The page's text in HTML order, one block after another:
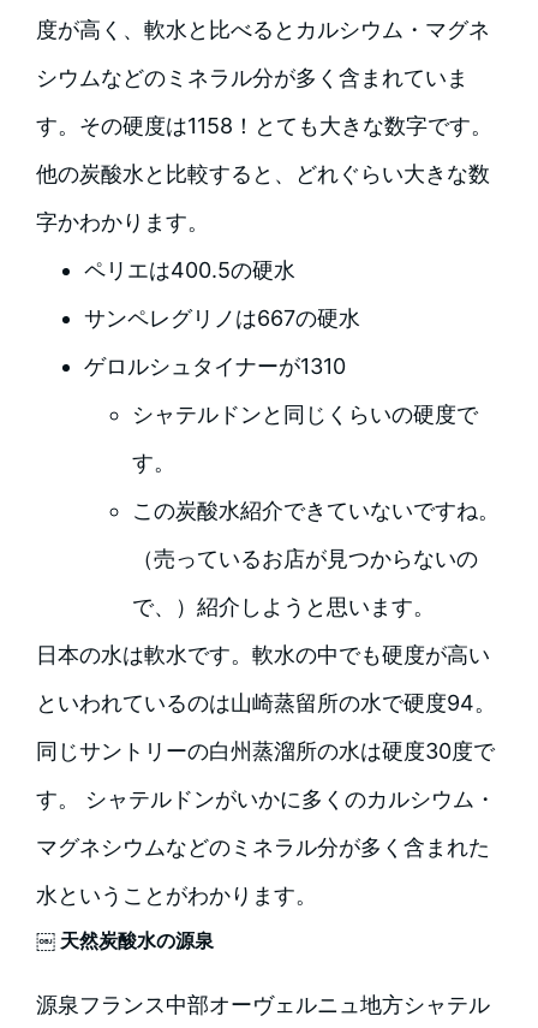
度が高く、軟水と比べるとカルシウム・マグネ
シウムなどのミネラル分が多く含まれていま
す。その硬度は1158！とても大きな数字です。
他の炭酸水と比較すると、どれぐらい大きな数
字かわかります。
ペリエは400.5の硬水
サンペレグリノは667の硬水
ゲロルシュタイナーが1310
シャテルドンと同じくらいの硬度で
す。
この炭酸水紹介できていないですね。
（売っているお店が見つからないの
で、）紹介しようと思います。
日本の水は軟水です。軟水の中でも硬度が高い
といわれているのは山崎蒸留所の水で硬度94。
同じサントリーの白州蒸溜所の水は硬度30度で
す。 シャテルドンがいかに多くのカルシウム・
マグネシウムなどのミネラル分が多く含まれた
水ということがわかります。
￼ 天然炭酸水の源泉
源泉フランス中部オーヴェルニュ地方シャテル